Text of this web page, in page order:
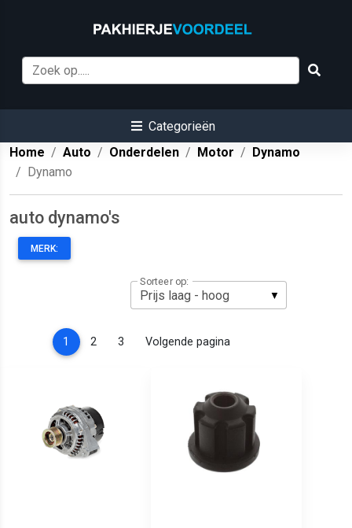
Categorieën
Home
Auto Onderdelen Motor
Dynamo
Dynamo
auto dynamo's
MERK:
Sorteer op:
1 (current)
2 3 Volgende pagina